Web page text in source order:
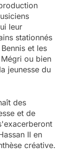
leur
stationnés
et les
ou bien
jeunesse du
des
et de
II en
créative.